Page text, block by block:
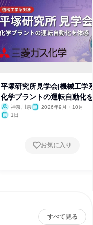
平塚研究所見学会|機械工学
化学プラントの運転自動化
感 神奈川県
2026年9月・10月
1日
お気に入り
すべて見る